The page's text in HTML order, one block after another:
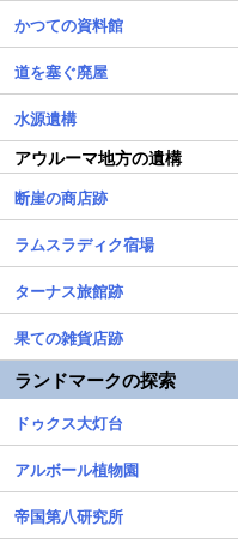
かつての資料館
道を塞ぐ廃屋
水源遺構
アウルーマ地方の遺構
断崖の商店跡
ラムスラディク宿場
ターナス旅館跡
果ての雑貨店跡
ランドマークの探索
ドゥクス大灯台
アルボール植物園
帝国第八研究所